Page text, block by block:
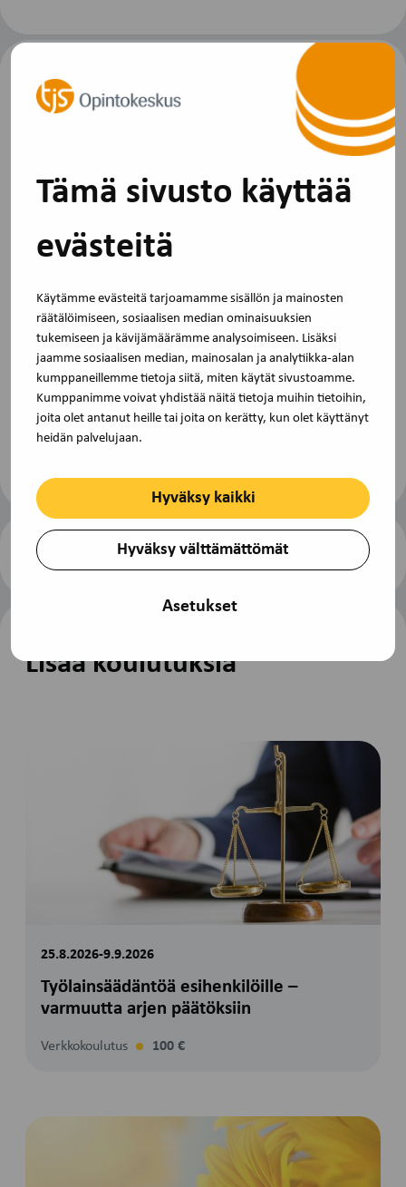
Tämä sivusto käyttää
evästeitä
Käytämme evästeitä tarjoamamme sisällön ja mainosten
räätälöimiseen, sosiaalisen median ominaisuuksien
tukemiseen ja kävijämäärämme analysoimiseen. Lisäksi
jaamme sosiaalisen median, mainosalan ja analytiikka-alan
kumppaneillemme tietoja siitä, miten käytät sivustoamme.
Kumppanimme voivat yhdistää näitä tietoja muihin tietoihin,
joita olet antanut heille tai joita on kerätty, kun olet käyttänyt
heidän palvelujaan.
Hyväksy kaikki
Hyväksy välttämättömät
Asetukset
Viimeinen ilmoittautumispäivä
Voit perua osallistumisen kuluitta kaksi viikkoa ennen
Lisätietoja
Lisätietoa saat osoitteesta toimisto@tjs-
opintokeskus.fi tai soita (09) 229 3030.
Ilmoittaudu koulutukseen
Lisää koulutuksia
25.8.2026-9.9.2026
Työlainsäädäntöä esihenkilöille –
varmuutta arjen päätöksiin
Verkkokoulutus 100 €